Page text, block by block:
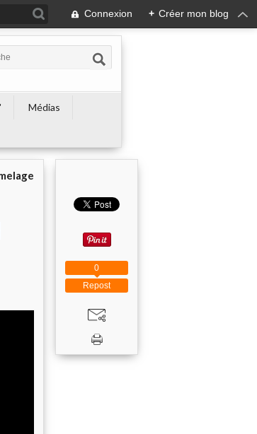
Connexion + Créer mon blog
Médias
Repost
0